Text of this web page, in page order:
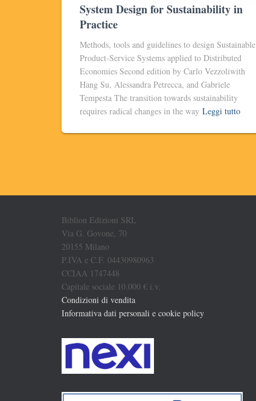
System Design for Sustainability in
Practice
Methods, tools and guidelines to design Sustainable
Product-Service Systems applied to Distributed
Economies Second edition by Carlo Vezzoliwith
Hang Su, Alessandra Petrecca, and Gabriele
Tempesta The transition towards sustainability
requires radical changes in the way Leggi tutto
Biblion Edizioni SRL
Via G. Govone, 70
20155 Milano
P.IVA e C.F. 04430980963
CCIAA 1747448
Capitale sociale 10.000 € i.v.
Condizioni di vendita
Informativa dati personali e cookie policy